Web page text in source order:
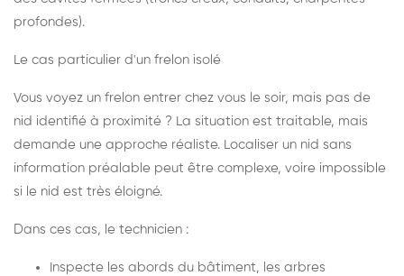
profondes).
Le cas particulier d'un frelon isolé
Vous voyez un frelon entrer chez vous le soir, mais pas de
nid identifié à proximité ? La situation est traitable, mais
demande une approche réaliste. Localiser un nid sans
information préalable peut être complexe, voire impossible
si le nid est très éloigné.
Dans ces cas, le technicien :
Inspecte les abords du bâtiment, les arbres